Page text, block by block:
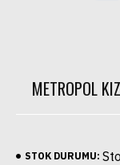
METROPOL
STOK DURUMU: